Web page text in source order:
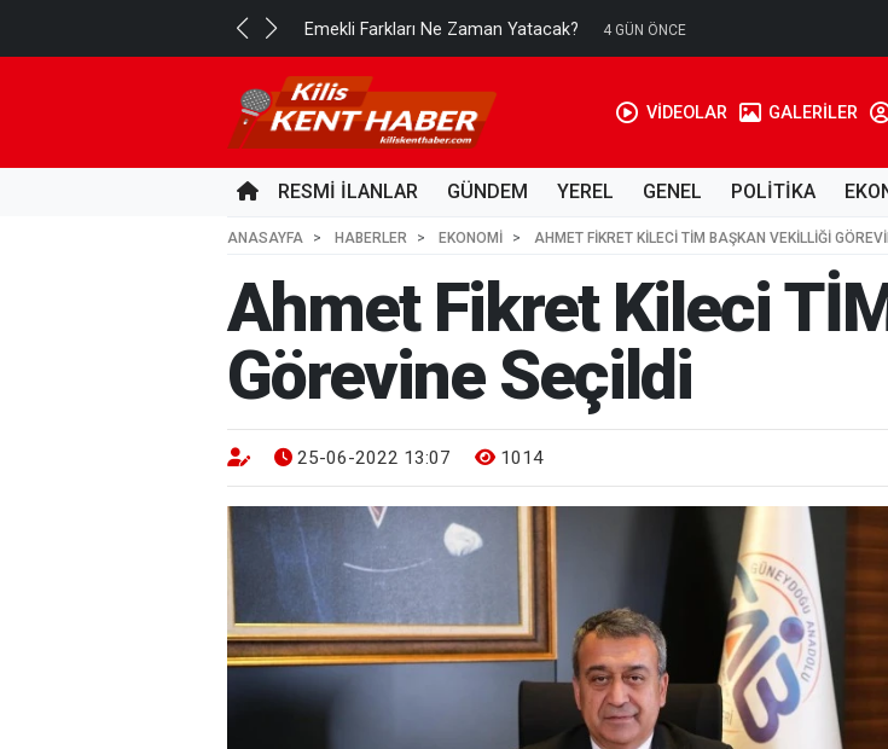
Emekli Farkları Ne Zaman Yatacak? 4 GÜN ÖNCE
VİDEOLAR GALERİLER
RESMİ İLANLAR GÜNDEM YEREL GENEL POLİTİKA
ANASAYFA HABERLER EKONOMİ AHMET FIKRET KILECI TİM BAŞKAN VEKILLIĞI
Ahmet Fikret Kileci
Görevine Seçildi
25-06-2022 13:07 1014